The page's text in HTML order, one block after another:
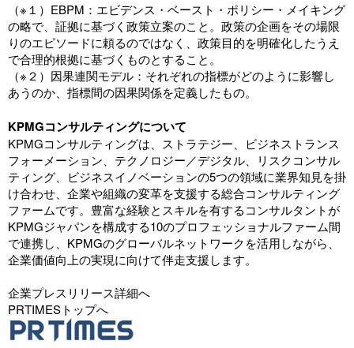
（※１）EBPM：エビデンス・ベースト・ポリシー・メイキング
の略で、証拠に基づく政策立案のこと。政策の企画をその場限
りのエピソードに頼るのではなく、政策目的を明確化したうえ
で合理的根拠に基づくものとすること。
（※２）因果連関モデル：それぞれの指標がどのように影響し
あうのか、指標間の因果関係を定義したもの。
KPMGコンサルティングについて
KPMGコンサルティングは、ストラテジー、ビジネストランス
フォーメーション、テクノロジー／デジタル、リスクコンサル
ティング、ビジネスイノベーションの5つの領域に業界知見を掛
け合わせ、企業や組織の変革を支援する総合コンサルティング
ファームです。豊富な経験とスキルを有するコンサルタントが
KPMGジャパンを構成する10のプロフェッショナルファーム間
で連携し、KPMGのグローバルネットワークを活用しながら、
企業価値向上の実現に向けて伴走支援します。
企業プレスリリース詳細へ
PRTIMESトップへ